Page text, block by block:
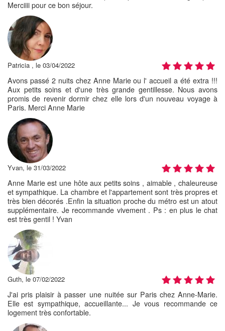
Merciiii pour ce bon séjour.
Patricia , le 03/04/2022
Avons passé 2 nuits chez Anne Marie ou l' accueil a été extra !!!
Aux petits soins et d'une très grande gentillesse. Nous avons
promis de revenir dormir chez elle lors d'un nouveau voyage à
Paris. Merci Anne Marie
Yvan, le 31/03/2022
Anne Marie est une hôte aux petits soins , aimable , chaleureuse
et sympathique. La chambre et l'appartement sont très propres et
très bien décorés .Enfin la situation proche du métro est un atout
supplémentaire. Je recommande vivement . Ps : en plus le chat
est très gentil ! Yvan
Guth, le 07/02/2022
J'ai pris plaisir à passer une nuitée sur Paris chez Anne-Marie.
Elle est sympathique, accueillante... Je vous recommande ce
logement très confortable.